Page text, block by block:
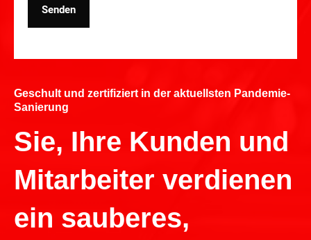
Senden
Geschult und zertifiziert in der aktuellsten Pandemie-
Sanierung
Sie, Ihre Kunden und
Mitarbeiter verdienen
ein sauberes,